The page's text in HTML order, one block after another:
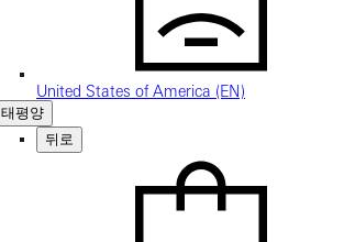
United States of America (EN)
태평양
뒤로